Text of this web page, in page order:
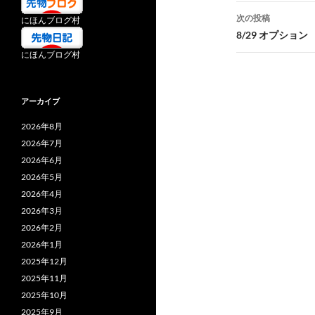
ナ
ビ
ゲ
次の投稿
8/29 オプショ
にほんブログ村
にほんブログ村
アーカイブ
2026年8月
2026年7月
2026年6月
2026年5月
2026年4月
2026年3月
2026年2月
2026年1月
2025年12月
2025年11月
2025年10月
2025年9月